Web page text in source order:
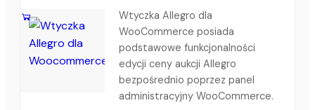
Wtyczka Allegro dla
WooCommerce posiada
podstawowe funkcjonalności
edycji ceny aukcji Allegro
bezpośrednio poprzez panel
administracyjny WooCommerce.